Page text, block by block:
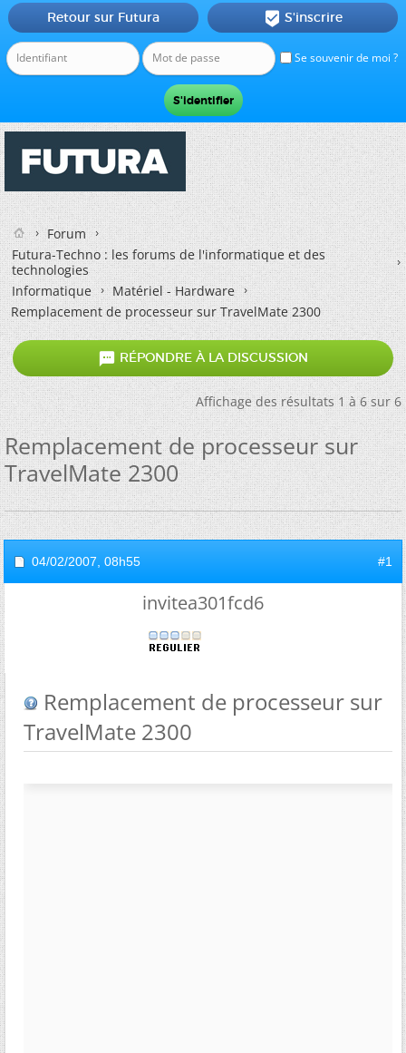
Se souvenir de moi ?
Retour sur Futura  S'inscrire
Forum
Futura-Techno : les forums de l'informatique et des
technologies
Informatique
Matériel - Hardware
Remplacement de processeur sur TravelMate 2300
 RÉPONDRE À LA DISCUSSION
Affichage des résultats 1 à 6 sur 6
Remplacement de processeur sur
TravelMate 2300
04/02/2007, 08h55 #1
invitea301fcd6
Remplacement de processeur sur
TravelMate 2300